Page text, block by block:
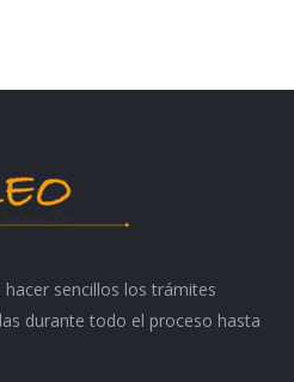
sencillos los trámites
durante todo el proceso hasta